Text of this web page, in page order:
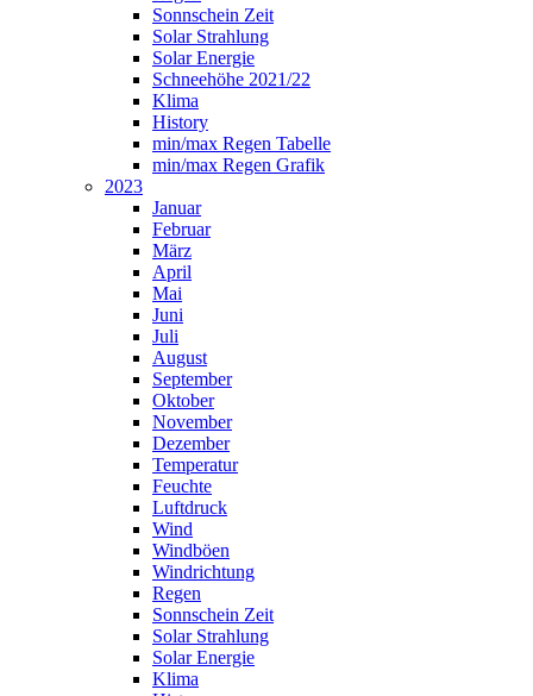
Sonnschein Zeit
Solar Strahlung
Solar Energie
Schneehöhe 2021/22
Klima
History
min/max Regen Tabelle
min/max Regen Grafik
2023
Januar
Februar
März
April
Mai
Juni
Juli
August
September
Oktober
November
Dezember
Temperatur
Feuchte
Luftdruck
Wind
Windböen
Windrichtung
Regen
Sonnschein Zeit
Solar Strahlung
Solar Energie
Klima